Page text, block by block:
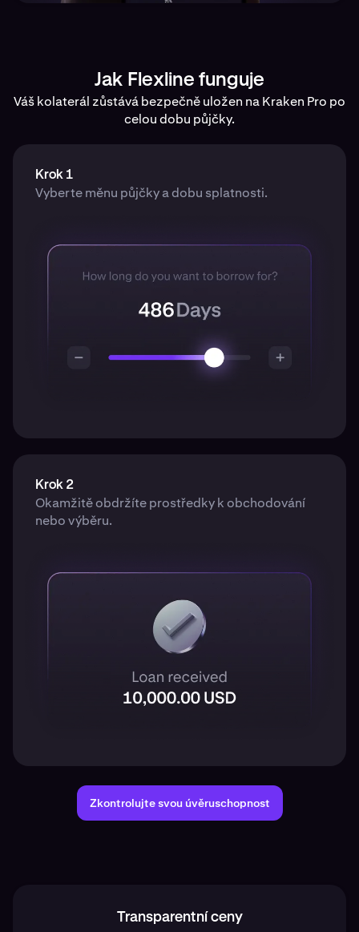
Jak Flexline funguje
Váš kolaterál zůstává bezpečně uložen na Kraken Pro po
celou dobu půjčky.
Krok 1
Vyberte měnu půjčky a dobu splatnosti.
Krok 2
Okamžitě obdržíte prostředky k obchodování
nebo výběru.
Zkontrolujte svou úvěruschopnost
Transparentní ceny